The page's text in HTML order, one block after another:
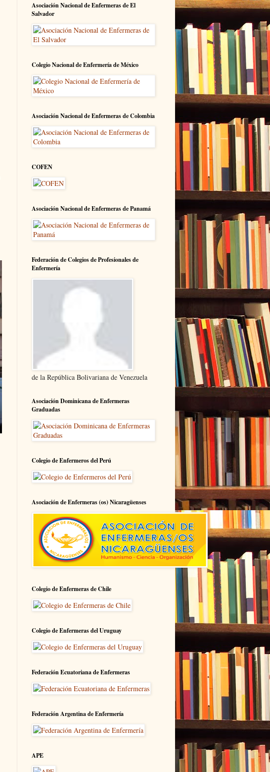
Asociación Nacional de Enfermeras de El
Salvador
Colegio Nacional de Enfermería de México
Asociación Nacional de Enfermeras de Colombia
COFEN
Asociación Nacional de Enfermeras de Panamá
Federación de Colegios de Profesionales de
Enfermería
de la República Bolivariana de Venezuela
Asociación Dominicana de Enfermeras
Graduadas
Colegio de Enfermeros del Perú
Asociación de Enfermeras (os) Nicaragüenses
Colegio de Enfermeras de Chile
Colegio de Enfermeras del Uruguay
Federación Ecuatoriana de Enfermeras
Federación Argentina de Enfermería
APE